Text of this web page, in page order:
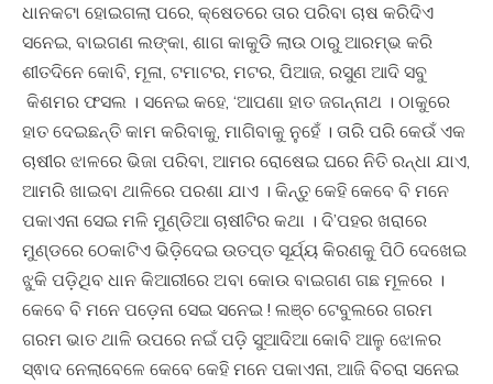
ଧାନକଟା ହୋଇଗଲା ପରେ, କ୍ଷେତରେ ତାର ପରିବା ଚାଷ କରିଦିଏ
ସନେଇ, ବାଇଗଣ ଲଙ୍କା, ଶାଗ କାକୁଡି ଲାଉ ଠାରୁ ଆରମ୍ଭ କରି
ଶୀତଦିନେ କୋବି, ମୂଳା, ଟମାଟର, ମଟର, ପିଆଜ, ରସୁଣ ଆଦି ସବୁ
କିଶମର ଫସଲ । ସନେଇ କହେ, ‘ଆପଣା ହାତ ଜଗନ୍ନାଥ । ଠାକୁରେ
ହାତ ଦେଇଛନ୍ତି କାମ କରିବାକୁ, ମାଗିବାକୁ ନୁହେଁ । ତାରି ପରି କେଉଁ ଏକ
ଚାଷୀର ଝାଳରେ ଭିଜା ପରିବା, ଆମର ରୋଷେଇ ଘରେ ନିତି ରନ୍ଧା ଯାଏ,
ଆମରି ଖାଇବା ଥାଳିରେ ପରଶା ଯାଏ । କିନ୍ତୁ କେହି କେବେ ବି ମନେ
ପକାଏନା ସେଇ ମଳି ମୁଣ୍ଡିଆ ଚାଷୀଟିର କଥା । ଦି’ପହର ଖରାରେ
ମୁଣ୍ଡରେ ଠେକାଟିଏ ଭିଡ଼ିଦେଇ ଉତପ୍ତ ସୂର୍ଯ୍ୟ କିରଣକୁ ପିଠି ଦେଖେଇ
ଝୁକି ପଡ଼ିଥିବ ଧାନ କିଆରୀରେ ଅବା କୋଉ ବାଇଗଣ ଗଛ ମୂଳରେ ।
କେବେ ବି ମନେ ପଡ଼େନା ସେଇ ସନେଇ ! ଲଞ୍ଚ ଟେବୁଲରେ ଗରମ
ଗରମ ଭାତ ଥାଳି ଉପରେ ନଇଁ ପଡ଼ି ସୁଆଦିଆ କୋବି ଆଳୁ ଝୋଳର
ସ୍ଵାଦ ନେଲାବେଳେ କେବେ କେହି ମନେ ପକାଏନା, ଆଜି ବିଚରା ସନେଇ